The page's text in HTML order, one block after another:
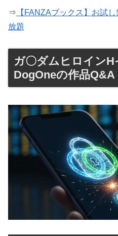
⇒ 【FANZAブックス】お試
放題
ガ〇ダムヒロインH
DogOneの作品Q&A